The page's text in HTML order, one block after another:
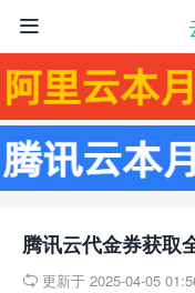

腾讯云代金券获取
 更新于 2025-04-05